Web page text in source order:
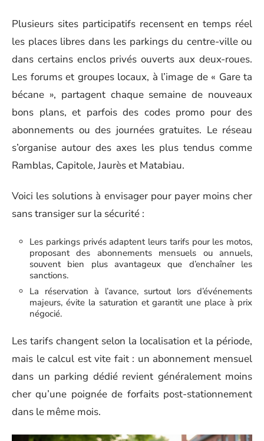
Plusieurs sites participatifs recensent en temps réel
les places libres dans les parkings du centre-ville ou
dans certains enclos privés ouverts aux deux-roues.
Les forums et groupes locaux, à l’image de « Gare ta
bécane », partagent chaque semaine de nouveaux
bons plans, et parfois des codes promo pour des
abonnements ou des journées gratuites. Le réseau
s’organise autour des axes les plus tendus comme
Ramblas, Capitole, Jaurès et Matabiau.
Voici les solutions à envisager pour payer moins cher
sans transiger sur la sécurité :
Les parkings privés adaptent leurs tarifs pour les motos,
proposant des abonnements mensuels ou annuels,
souvent bien plus avantageux que d’enchaîner les
sanctions.
La réservation à l’avance, surtout lors d’événements
majeurs, évite la saturation et garantit une place à prix
négocié.
Les tarifs changent selon la localisation et la période,
mais le calcul est vite fait : un abonnement mensuel
dans un parking dédié revient généralement moins
cher qu’une poignée de forfaits post-stationnement
dans le même mois.